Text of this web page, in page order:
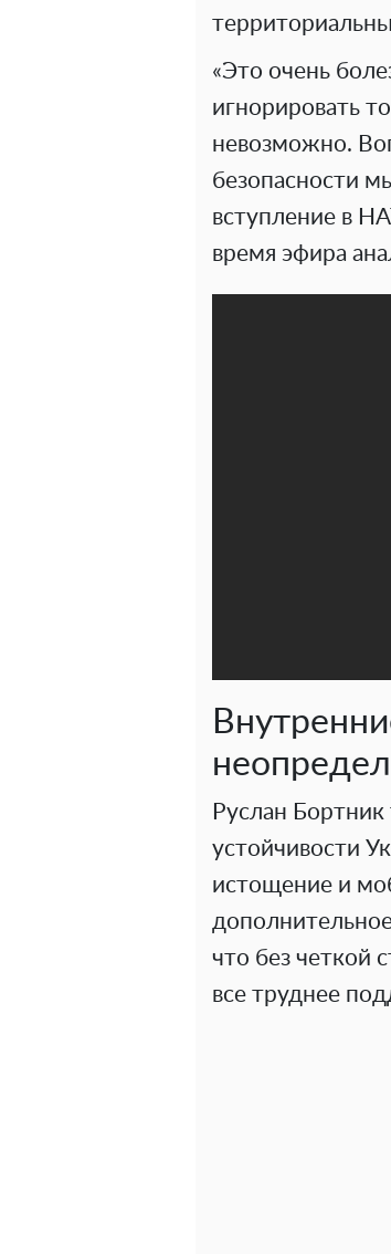
«Это очень
игнорировать
невозможно.
безопасности
вступление в
время эфира
Руслан
устойчивости
истощение и
что без четкой
все труднее